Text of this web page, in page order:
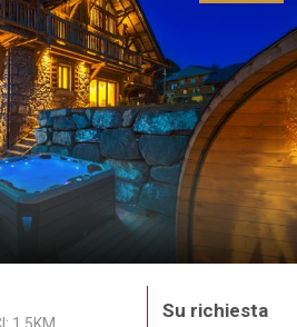
Su richiesta